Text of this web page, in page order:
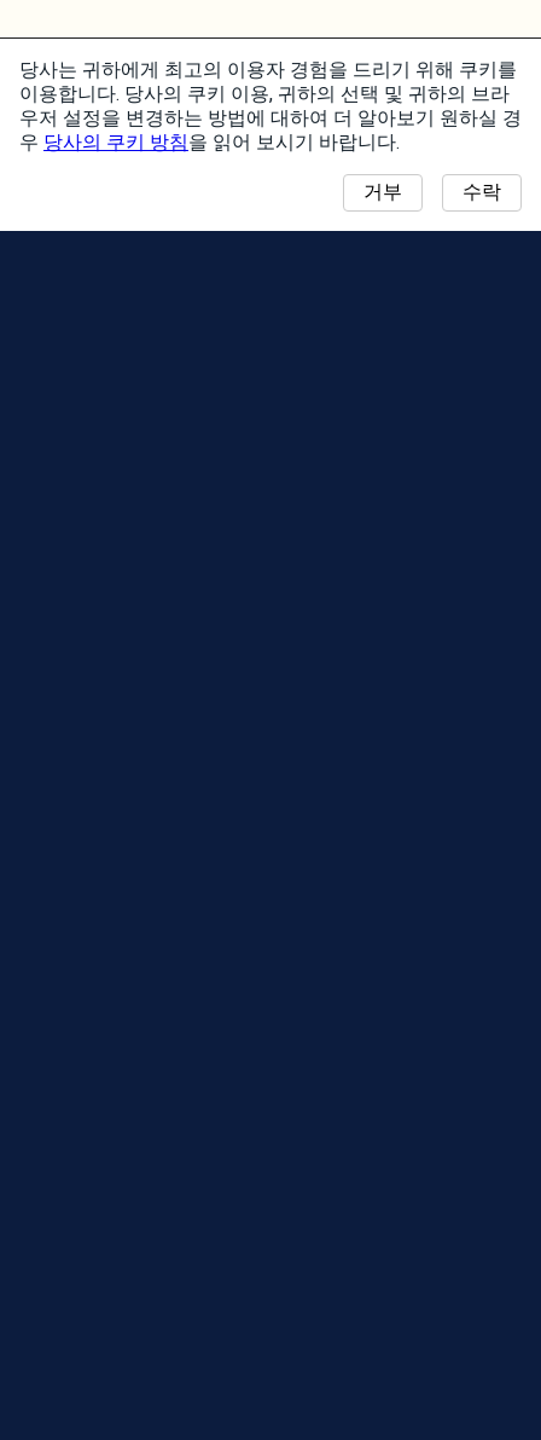
당사는 귀하에게 최고의 이용자 경험을 드리기 위해 쿠키를
이용합니다. 당사의 쿠키 이용, 귀하의 선택 및 귀하의 브라
우저 설정을 변경하는 방법에 대하여 더 알아보기 원하실 경
우 당사의 쿠키 방침을 읽어 보시기 바랍니다.
수락
거부